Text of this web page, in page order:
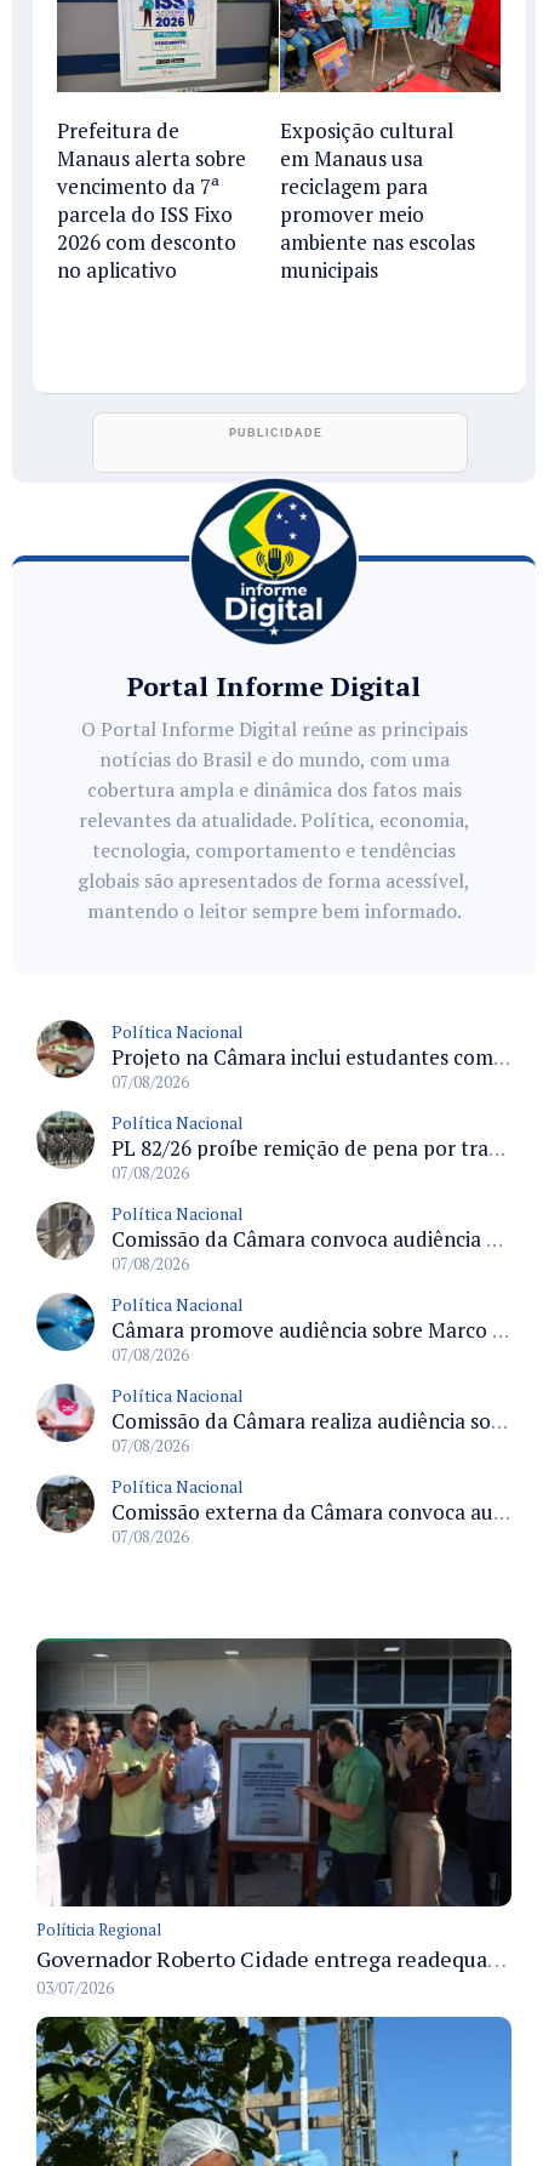
Prefeitura de
Manaus alerta sobre
vencimento da 7ª
parcela do ISS Fixo
2026 com desconto
no aplicativo
Exposição cultural
em Manaus usa
reciclagem para
promover meio
ambiente nas escolas
municipais
Portal Informe Digital
O Portal Informe Digital reúne as principais
notícias do Brasil e do mundo, com uma
cobertura ampla e dinâmica dos fatos mais
relevantes da atualidade. Política, economia,
tecnologia, comportamento e tendências
globais são apresentados de forma acessível,
mantendo o leitor sempre bem informado.
Política Nacional
Projeto na Câmara inclui estudantes com deficiência no regime escolar especial da LDB e estabelece critérios para frequência
07/08/2026
Política Nacional
PL 82/26 proíbe remição de pena por trabalho em funções militares para condenados por crimes contra o Estado Democrático de Direito
07/08/2026
Política Nacional
Comissão da Câmara convoca audiência para discutir misoginia nas escolas e universidades após divulgação de listas misóginas
07/08/2026
Política Nacional
Câmara promove audiência sobre Marco de Fomento à Economia Digital e impactos da inteligência artificial
07/08/2026
Política Nacional
Comissão da Câmara realiza audiência sobre apostas online para medir o tamanho do mercado ilegal
07/08/2026
Política Nacional
Comissão externa da Câmara convoca audiência pública sobre chuvas na Zona da Mata de Minas Gerais e impactos em Juiz de Fora
07/08/2026
Políticia Regional
Governador Roberto Cidade entrega readequação do ambulatório da FCecon e amplia capacidade de atendimento oncológico em Manaus
03/07/2026